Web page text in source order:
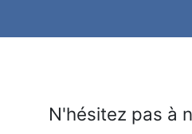
N'hésitez pas à